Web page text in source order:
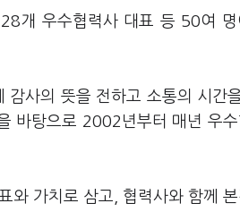
개 우수협력사 대표 등 50여 명
감사의 뜻을 전하고 소통의 시간
바탕으로 2002년부터 매년 우수
와 가치로 삼고, 협력사와 함께